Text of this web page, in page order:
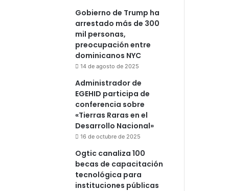
Gobierno de Trump ha
arrestado más de 300
mil personas,
preocupación entre
dominicanos NYC
14 de agosto de 2025
Administrador de
EGEHID participa de
conferencia sobre
«Tierras Raras en el
Desarrollo Nacional»
16 de octubre de 2025
Ogtic canaliza 100
becas de capacitación
tecnológica para
instituciones públicas